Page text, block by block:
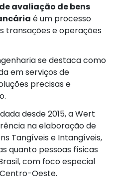
avaliação de bens
é um processo
transações e operações
se destaca como
em serviços de
precisas e
desde 2015, a Wert
na elaboração de
Tangíveis e Intangíveis,
quanto pessoas físicas
com foco especial
Oeste.